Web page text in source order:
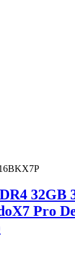
32GB
Pro